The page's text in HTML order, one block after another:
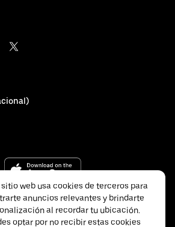
Inc.
sitio web usa cookies de terceros para
anuncios relevantes y brindarte
al recordar tu ubicación.
optar por no recibir estas cookies